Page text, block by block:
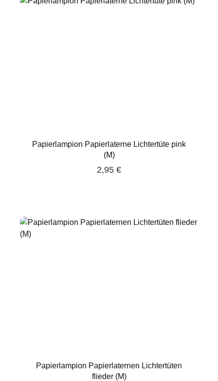
Papierlampion Papierlaterne Lichtertüte pink
(M)
2,95 €
Papierlampion Papierlaternen Lichtertüten
flieder (M)